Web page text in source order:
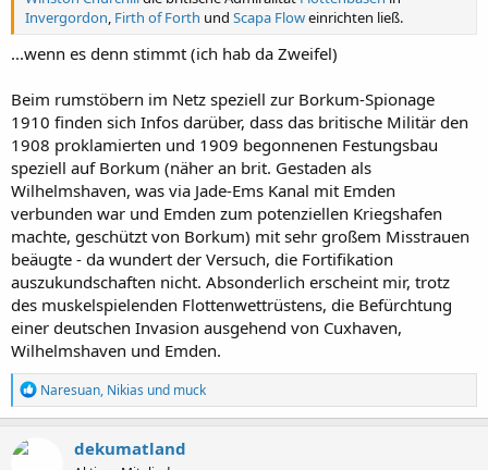
Invergordon Firth of Forth und Scapa Floweinrichten ließ.
...wenn es denn stimmt (ich hab da Zweifel)
Beim rumstöbern im Netz speziell zur Borkum-Spionage
1910 finden sich Infos darüber, dass das britische Militär den
1908 proklamierten und 1909 begonnenen Festungsbau
speziell auf Borkum (näher an brit. Gestaden als
Wilhelmshaven, was via Jade-Ems Kanal mit Emden
verbunden war und Emden zum potenziellen Kriegshafen
machte, geschützt von Borkum) mit sehr großem Misstrauen
beäugte - da wundert der Versuch, die Fortifikation
auszukundschaften nicht. Absonderlich erscheint mir, trotz
des muskelspielenden Flottenwettrüstens, die Befürchtung
einer deutschen Invasion ausgehend von Cuxhaven,
Wilhelmshaven und Emden.
R
e
a
Naresuan, Nikias und muck
dekumatland